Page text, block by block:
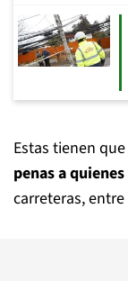
Estas tienen
penas a
carreteras,